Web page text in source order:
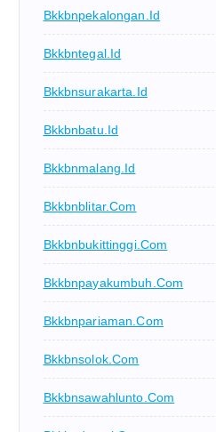
Bkkbnpekalongan.id
Bkkbntegal.id
Bkkbnsurakarta.id
Bkkbnbatu.id
Bkkbnmalang.id
Bkkbnblitar.com
Bkkbnbukittinggi.com
Bkkbnpayakumbuh.com
Bkkbnpariaman.com
Bkkbnsolok.com
Bkkbnsawahlunto.com